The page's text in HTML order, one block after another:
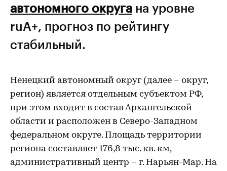
автономного округа на уровне
ruА+, прогноз по рейтингу
стабильный.
Ненецкий автономный округ (далее – округ,
регион) является отдельным субъектом РФ,
при этом входит в состав Архангельской
области и расположен в Северо-Западном
федеральном округе. Площадь территории
региона составляет 176,8 тыс. кв. км,
административный центр – г. Нарьян-Мар. На